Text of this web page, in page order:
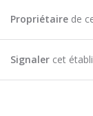
Propriétaire de
Signaler cet